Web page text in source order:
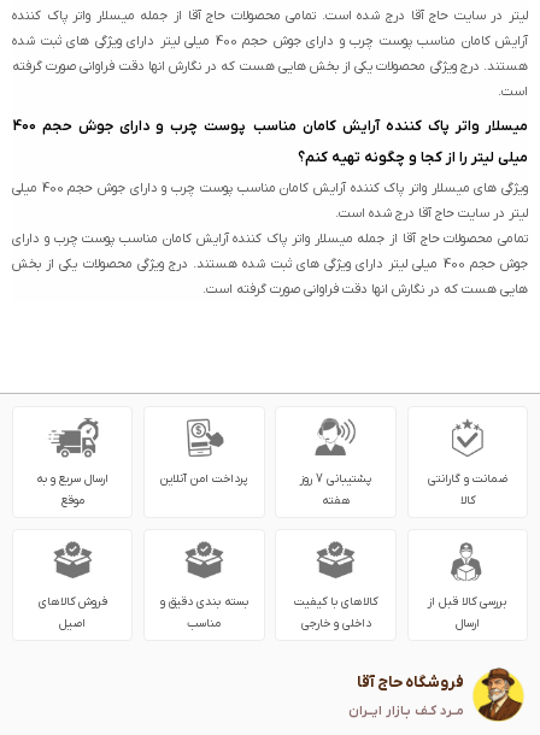
لیتر در سایت حاج آقا درج شده است. تمامی محصولات حاج آقا از جمله میسلار واتر پاک کننده
آرایش کامان مناسب پوست چرب و دارای جوش حجم 400 میلی لیتر دارای ویژگی های ثبت شده
هستند. درج ویژگی محصولات یکی از بخش هایی هست که در نگارش انها دقت فراوانی صورت گرفته
است.
میسلار واتر پاک کننده آرایش کامان مناسب پوست چرب و دارای جوش حجم 400
میلی لیتر را از کجا و چگونه تهیه کنم؟
ویژگی های میسلار واتر پاک کننده آرایش کامان مناسب پوست چرب و دارای جوش حجم 400 میلی
لیتر در سایت حاج آقا درج شده است.
تمامی محصولات حاج آقا از جمله میسلار واتر پاک کننده آرایش کامان مناسب پوست چرب و دارای
جوش حجم 400 میلی لیتر دارای ویژگی های ثبت شده هستند. درج ویژگی محصولات یکی از بخش
هایی هست که در نگارش انها دقت فراوانی صورت گرفته است.
ضمانت و گارانتی
کالا
پشتیبانی 7 روز
هفته
پرداخت امن آنلاین
ارسال سریع و به
موقع
بررسی کالا قبل از
ارسال
کالاهای با کیفیت
داخلی و خارجی
بسته بندی دقیق و
مناسب
فروش کالاهای
اصیل
فروشگاه حاج آقا
مــرد کـف بـازار ایــران